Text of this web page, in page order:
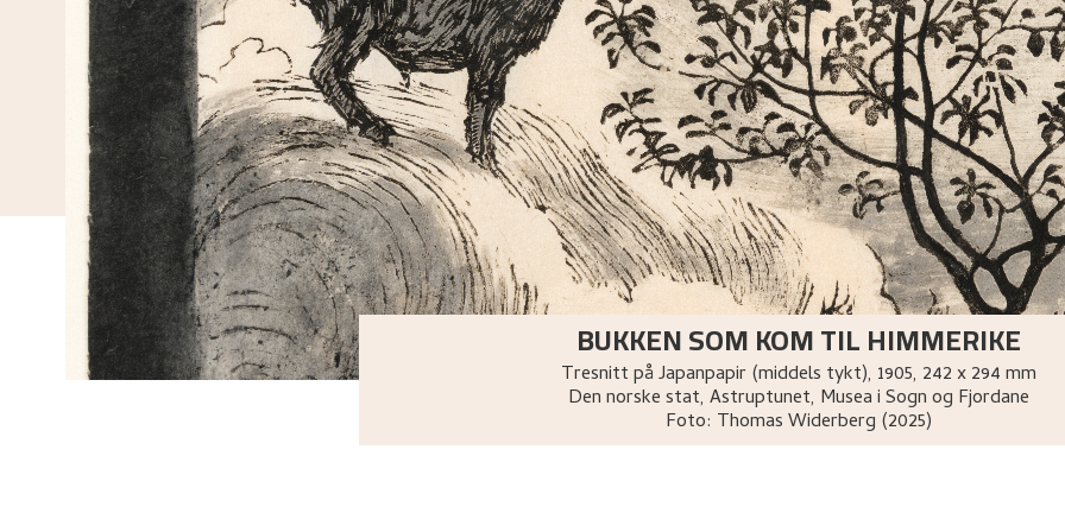
BUKKEN SOM KOM TIL HIMMERIKE
Tresnitt på Japanpapir (middels tykt), 1905, 242 x 294 mm
Den norske stat, Astruptunet, Musea i Sogn og Fjordane
Foto: Thomas Widerberg (2025)